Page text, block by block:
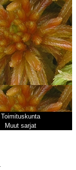
Toimituskunta
Muut sarjat